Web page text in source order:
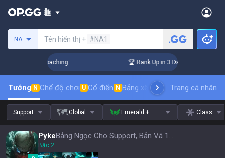
NA Tên hiển thị + #NA1
Challenger Coaching 🏆 Rank Up in 3 Days! Challenger
Tướng N Chế độ chơi U Cổ điển N Bảng xếp hạng trang phụcthứ
Trang cá nhân
Support Global Emerald + Class
Pyke Bảng Ngọc Cho Support, Bản Vá 16.15
Bậc 2